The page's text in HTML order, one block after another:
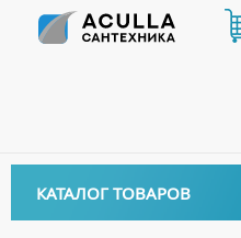
КАТАЛОГ ТОВАРОВ